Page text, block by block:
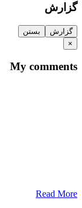
گزارش
گزارش
بستن
×
My comments
Read More